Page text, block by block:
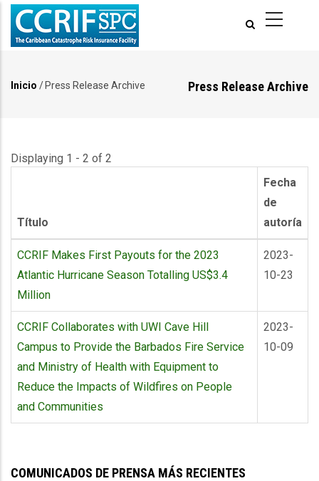
Pasar
contenido
Press Release Archive
navegación
Inicio / Press Release Archive
Displaying 1 - 2 of 2
Título
Fecha
de
autoría
CCRIF Makes First Payouts for the 2023
Atlantic Hurricane Season Totalling US$3.4
Million
2023-
10-23
CCRIF Collaborates with UWI Cave Hill
Campus to Provide the Barbados Fire Service
and Ministry of Health with Equipment to
Reduce the Impacts of Wildfires on People
and Communities
2023-
10-09
COMUNICADOS DE PRENSA MÁS RECIENTES